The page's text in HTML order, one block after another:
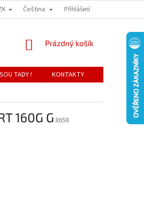
Čeština Přihlášení
NÁKUPNÍ
Prázdný košík
TADY !
KONTAKTY
160G G 8658